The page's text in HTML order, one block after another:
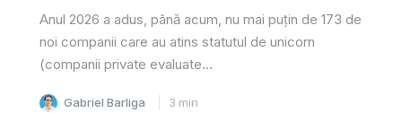
Anul 2026 a adus, până acum, nu mai puțin de 173 de
noi companii care au atins statutul de unicorn
(companii private evaluate...
Gabriel Barliga 3 min